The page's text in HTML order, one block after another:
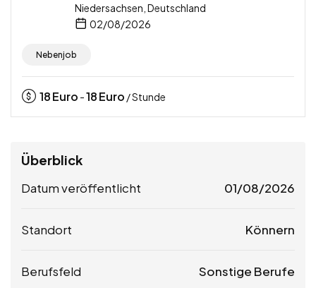
Niedersachsen, Deutschland
02/08/2026
Nebenjob
18Euro -18Euro / Stunde
Überblick
Datum veröffentlicht 01/08/2026
Standort Könnern
Berufsfeld Sonstige Berufe